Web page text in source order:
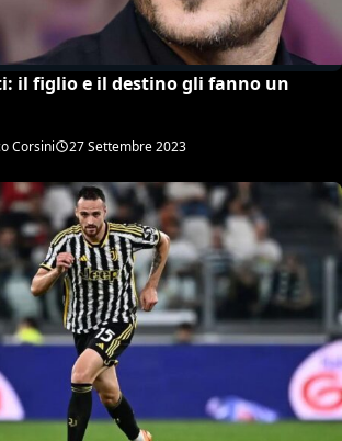
il figlio e il destino gli fanno un
Corsini 27 Settembre 2023